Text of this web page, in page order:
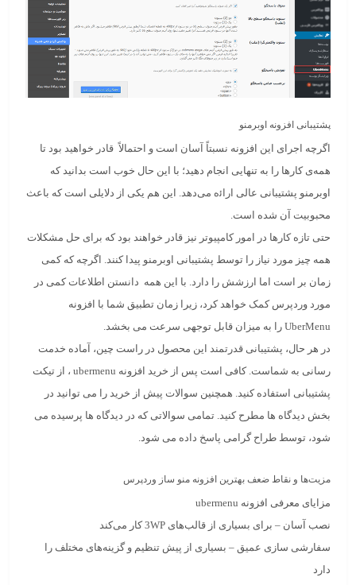
پشتیبانی افزونه اوبرمنو
اگرچه اجرای این افزونه نسبتاً آسان است و احتمالاً قادر خواهید بود تا
همه‌ی کارها را به تنهایی انجام دهید؛ با این حال خوب است بدانید که
اوبرمنو پشتیبانی عالی اراﺋه می‌دهد. این هم یکی از دلایلی است که باعث
محبوبیت آن شده است.
حتی تازه کارها در امور کامپیوتر نیز قادر خواهند بود که برای حل مشکلات
همه چیز مورد نیاز را توسط پشتیبانی اوبرمنو پیدا کنند. اگرچه که کمی‌
زمان بر است اما ارزشش را دارد. با این همه دانستن اطلاعات کمی ‌در
مورد وردپرس کمک خواهد کرد، زیرا زمان تطبیق شما با افزونه
UberMenu را به میزان قابل توجهی سرعت می‌ بخشد.
در هر حال، پشتیبانی قدرتمند این محصول در راست چین، آماده خدمت
رسانی به شماست. کافی است پس از خرید افزونه ubermenu ، از تیکت
پشتیبانی استفاده کنید. همچنین سوالات پیش از خرید را می توانید در
بخش دیدگاه ها مطرح کنید. تمامی سوالاتی که در دیدگاه ها پرسیده می
شود، توسط طراح گرامی پاسخ داده می شود.
مزیت‌ها و نقاط ضعف بهترین افزونه منو ساز وردپرس
مزایای معرفی افزونه ubermenu
نصب آسان – برای بسیاری از قالب‌های 3WP کار می‌کند
سفارشی سازی عمیق – بسیاری از پیش تنظیم و گزینه‌های مختلف را
دارد